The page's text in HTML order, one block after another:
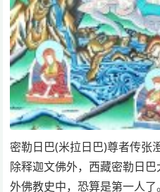
密勒日巴(米拉日巴)尊者传
除释迦文佛外，西藏密勒日
外佛教史中，恐算是第一人了